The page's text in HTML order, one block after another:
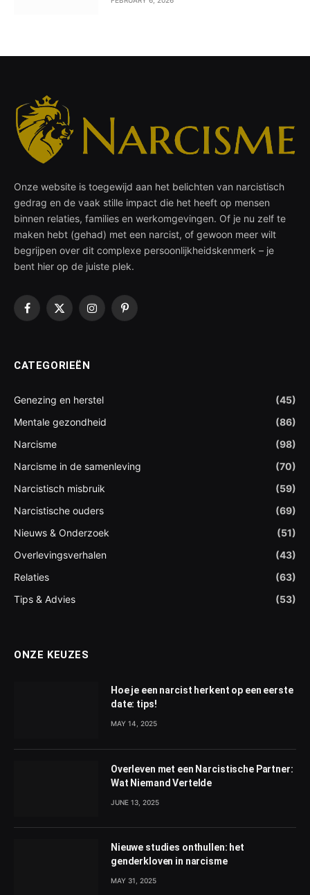
Onze website is toegewijd aan het belichten van narcistisch
gedrag en de vaak stille impact die het heeft op mensen
binnen relaties, families en werkomgevingen. Of je nu zelf te
maken hebt (gehad) met een narcist, of gewoon meer wilt
begrijpen over dit complexe persoonlijkheidskenmerk – je
bent hier op de juiste plek.
Facebook
X
InstagramPinterest
CATEGORIEËN
Genezing en herstel
(45)
Mentale gezondheid
(86)
Narcisme
(98)
Narcisme in de samenleving
(70)
Narcistisch misbruik
(59)
Narcistische ouders
(69)
Nieuws & Onderzoek
(51)
Overlevingsverhalen
(43)
Relaties
(63)
Tips & Advies
(53)
ONZE KEUZES
Hoe je een narcist herkent op een eerste
date: tips!
MAY 14, 2025
Overleven met een Narcistische Partner:
Wat Niemand Vertelde
JUNE 13, 2025
Nieuwe studies onthullen: het
genderkloven in narcisme
MAY 31, 2025